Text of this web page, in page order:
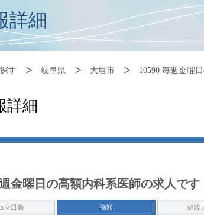
詳細
す 岐阜県 大垣市 10590 毎週金曜
詳細
金曜日の高額内科系医師の求人です
マ日勤 高額 健診